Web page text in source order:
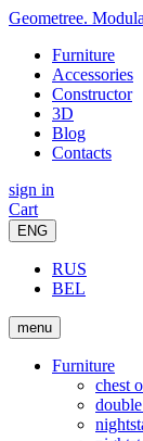
Geometree.
Furniture
Accessories
Constructor
3D
Blog
Contacts
sign in
Cart
ENG
RUS
BEL
menu
Furniture
chest